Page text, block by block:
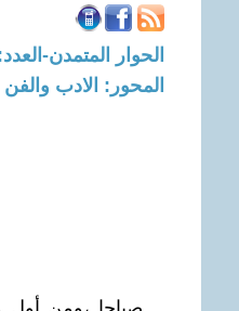
الحوار المتمدن-العدد: 7426 - 2022 / 11 / 8 -
المحور: الادب والفن